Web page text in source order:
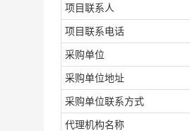
项目联系人
项目联系电话
采购单位
采购单位地址
采购单位联系方式
代理机构名称